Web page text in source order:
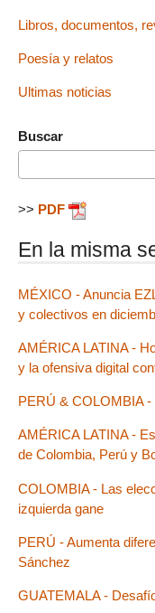
Libros, documentos,
Poesía y relatos
Ultimas noticias
Buscar
>> PDF
En la misma
MÉXICO - Anuncia
y colectivos en
AMÉRICA LATINA -
y la ofensiva digital
PERÚ & COLOMBIA
AMÉRICA LATINA -
de Colombia, Perú y
COLOMBIA - Las
izquierda gane
PERÚ - Aumenta
Sánchez
GUATEMALA -